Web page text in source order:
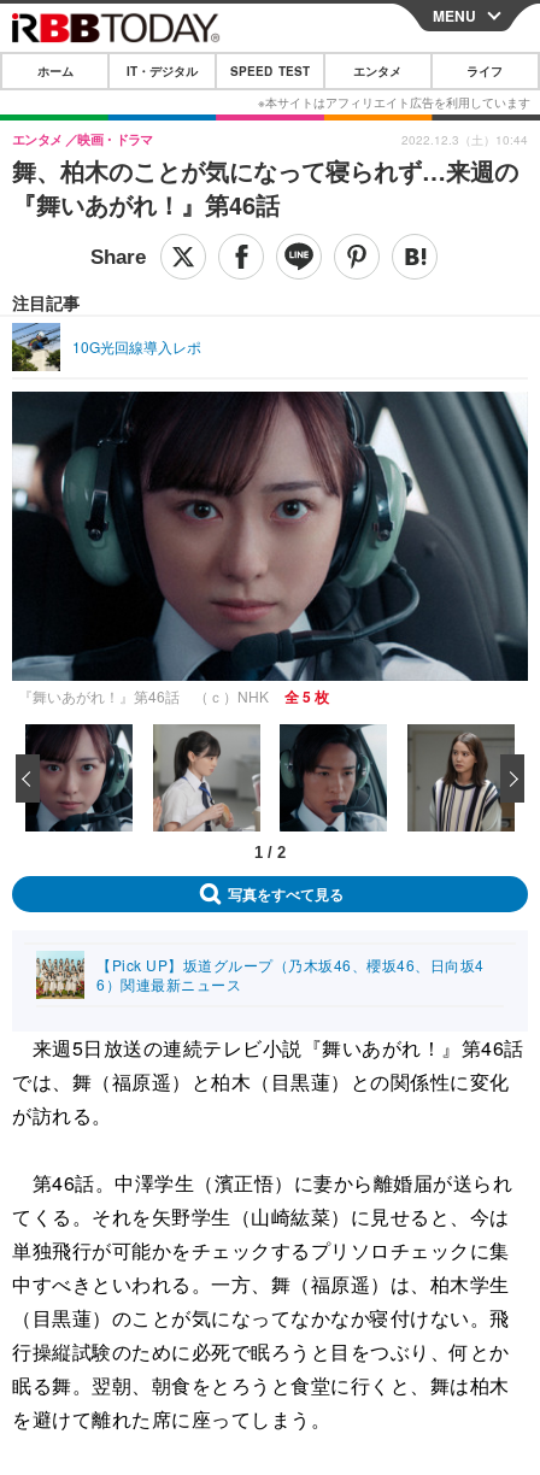
CLOSE
ホーム
IT・デジタル
IT・デジタルTOP スマートフォン
ショッピング その他
SPEED TEST
エンタメTOP 映画・ドラマ
グラビア ブログ
ショッピング その他
ライフTOP
その他
リリース一覧
プッシュ通知の停止方法
MENU
ホーム IT・デジタル SPEED TEST エンタメ ライフ
舞、柏木のことが気になって寝られず…来週の
『舞いあがれ！』第46話
エンタメ 映画・ドラマ
注目記事
10G光回線導入レポ
2022.12.3（土）10:44
『舞いあがれ！』第46話 （ｃ）NHK 全 5 枚
1 / 2
‹
写真をすべて見る
【Pick UP】坂道グループ（乃木坂46、櫻坂46、日向坂4
6）関連最新ニュース
来週5日放送の連続テレビ小説『舞いあがれ！』第46話
では、舞（福原遥）と柏木（目黒蓮）との関係性に変化
が訪れる。
第46話。中澤学生（濱正悟）に妻から離婚届が送られ
てくる。それを矢野学生（山崎紘菜）に見せると、今は
単独飛行が可能かをチェックするプリソロチェックに集
中すべきといわれる。一方、舞（福原遥）は、柏木学生
（目黒蓮）のことが気になってなかなか寝付けない。飛
行操縦試験のために必死で眠ろうと目をつぶり、何とか
眠る舞。翌朝、朝食をとろうと食堂に行くと、舞は柏木
を避けて離れた席に座ってしまう。